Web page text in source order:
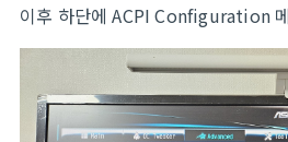
이후 하단에 ACPI Configuration